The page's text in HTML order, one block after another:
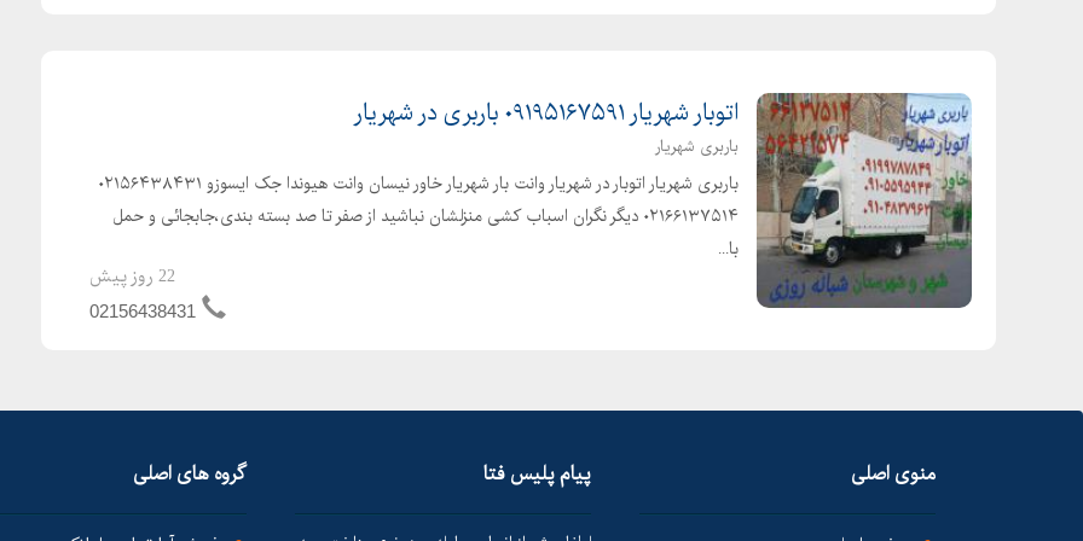
اتوبار شهریار ۰۹۱۹۵۱۶۷۵۹۱ باربری در شهریار
باربری شهریار
باربری شهریار اتوبار در شهریار وانت بار شهریار خاور نیسان وانت هیوندا جک ایسوزو ۰۲۱۵۶۴۳۸۴۳۱
۰۲۱۶۶۱۳۷۵۱۴ دیگر نگران اسباب کشی منزلشان نباشید از صفر تا صد بسته بندی،جابجائی و حمل
با...
22 روز پیش
02156438431
منوی اصلی پیام پلیس فتا گروه های اصلی